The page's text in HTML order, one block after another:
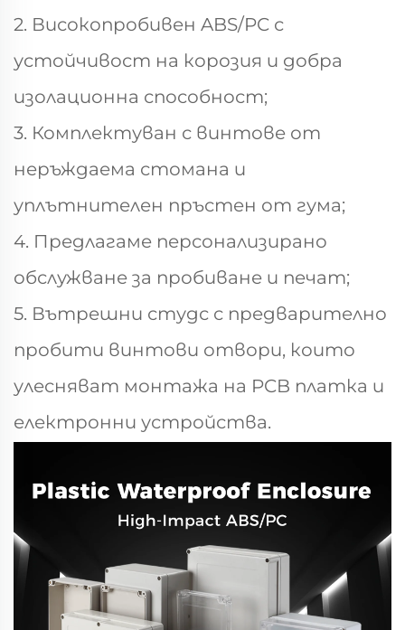
2. Високопробивен ABS/PC с
устойчивост на корозия и добра
изолационна способност;
3. Комплектуван с винтове от
неръждаема стомана и
уплътнителен пръстен от гума;
4. Предлагаме персонализирано
обслужване за пробиване и печат;
5. Вътрешни студс с предварително
пробити винтови отвори, които
улесняват монтажа на PCB платка и
електронни устройства.